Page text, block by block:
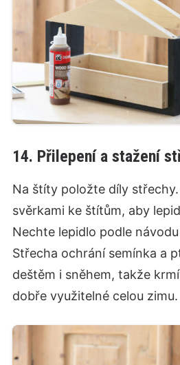
14. Přilepení a stažení
Na štíty položte díly
svěrkami ke štítům, aby
Nechte lepidlo podle
Střecha ochrání semínka a
deštěm i sněhem, takže
dobře využitelné celou zimu.